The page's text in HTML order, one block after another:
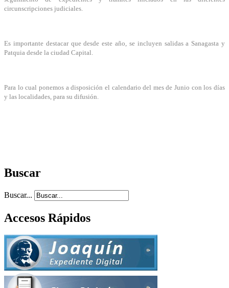
circunscripciones judiciales.
Es importante destacar que desde este año, se incluyen salidas a Sanagasta y
Patquia desde la ciudad Capital.
Para lo cual ponemos a disposición el calendario del mes de Junio con los días
y las localidades, para su difusión.
Buscar
Buscar...
Accesos Rápidos